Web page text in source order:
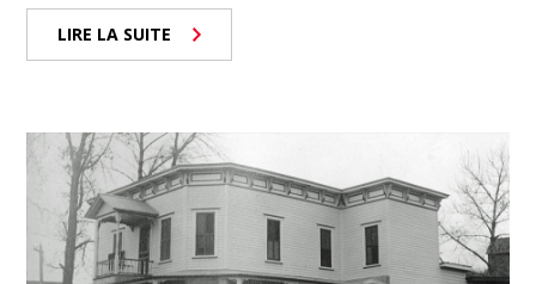
LIRE LA SUITE